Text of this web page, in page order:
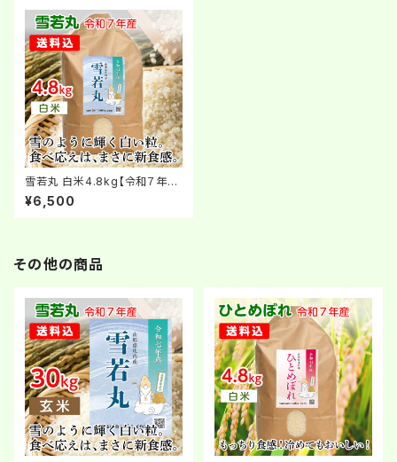
雪若丸 白米4.8kg【令和７年
産】
¥6,500
その他の商品